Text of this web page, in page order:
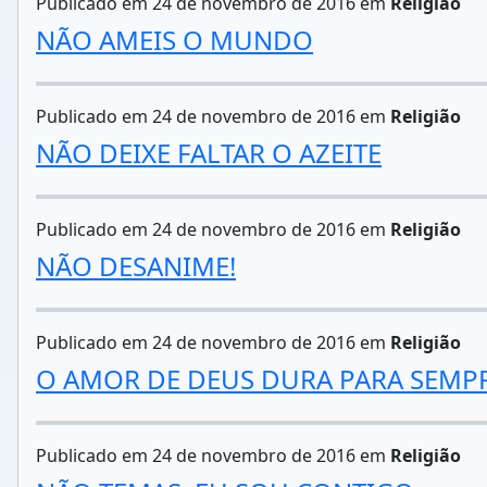
NÃO AMEIS O MUNDO
Publicado em 24 de novembro de 2016 em Religião
NÃO DEIXE FALTAR O AZEITE
Publicado em 24 de novembro de 2016 em Religião
NÃO DESANIME!
Publicado em 24 de novembro de 2016 em Religião
O AMOR DE DEUS DURA PARA
Publicado em 24 de novembro de 2016 em Religião